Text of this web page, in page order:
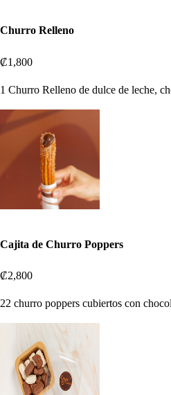
Churro Relleno
₡1,800
1 Churro Relleno de dulce de leche,
Cajita de Churro Poppers
₡2,800
22 churro poppers cubiertos con